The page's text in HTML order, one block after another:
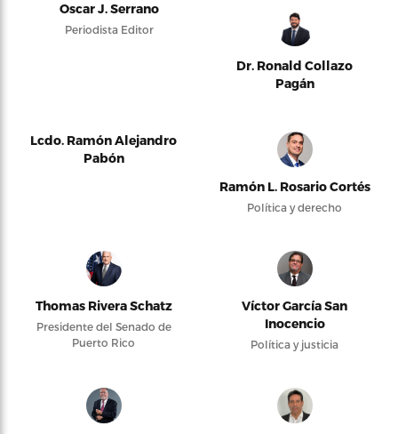
Oscar J. Serrano
Periodista Editor
Dr. Ronald Collazo
Pagán
Lcdo. Ramón Alejandro
Pabón
Ramón L. Rosario Cortés
Política y derecho
Thomas Rivera Schatz
Presidente del Senado de
Puerto Rico
Víctor García San
Inocencio
Política y justicia